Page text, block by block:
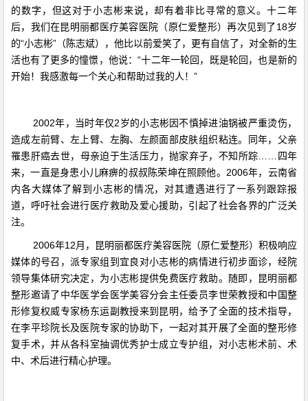
的数字，但这对于小志彬来说，却有着非比寻常的意义。十二年
后，我们在昆明丽都医疗美容医院（原仁爱整形）再次见到了18岁
的“小志彬”（陈志斌），他比以前爱笑了，更有自信了，对全新的生
活也有了更多的憧憬，他说：“十二年一轮回，既是轮回，也是新的
开始！我感激每一个关心和帮助过我的人！”
2002年，当时年仅2岁的小志彬因不慎掉进油锅被严重烫伤，
造成左前臂、左上臂、左胸、左颜面部皮肤组织粘连。同年，父亲
罹患肝癌去世，母亲迫于生活压力，抛家弃子，不知所踪……四年
来，一直是身患小儿麻痹的叔叔陈荣坤在照顾他。2006年，云南省
内各大媒体了解到小志彬的情况，对其遭遇进行了一系列跟踪报
道，呼吁社会进行医疗救助及爱心援助，引起了社会各界的广泛关
注。
2006年12月，昆明丽都医疗美容医院（原仁爱整形）积极响应
媒体的号召，派专家组到宜良对小志彬的病情进行初步面诊，经院
领导集体研究决定，为小志彬提供免费医疗救助。随即，昆明丽都
整形邀请了中华医学会医学美容分会主任委员李世荣教授和中国整
形修复权威专家杨东运副教授来到昆明，给予了全面的技术指导，
在李平珍院长及医院专家的协助下，一起对其开展了全面的整形修
复手术，并从各科室抽调优秀护士成立专护组，对小志彬术前、术
中、术后进行精心护理。